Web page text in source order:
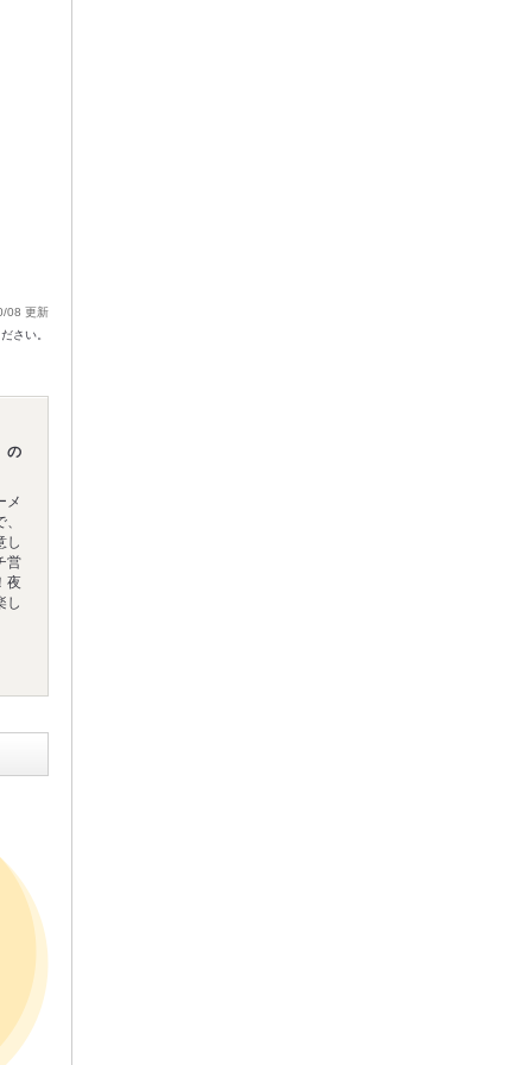
08 更新
さい。
の
メ
し
営
夜
し